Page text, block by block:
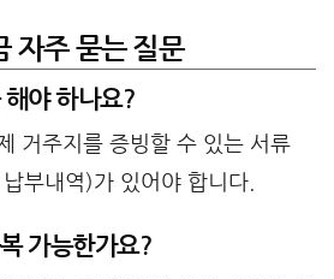
자주 묻는 질문
야 하나요?
거주지를 증빙할 수 있는 서류
부내역)가 있어야 합니다.
가능한가요?